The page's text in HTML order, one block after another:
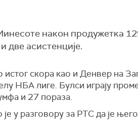
након продужетка
две асистенције.
скора као и Денвер на
НБА лиге. Булси играју
и 27 пораза.
у разговору за РТС да је